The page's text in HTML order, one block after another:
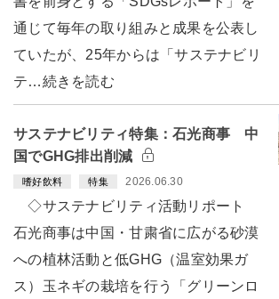
通じて毎年の取り組みと成果を公表し
ていたが、25年からは「サステナビリ
テ…続きを読む
サステナビリティ特集：石光商事 中
国でGHG排出削減
嗜好飲料 特集 2026.06.30
◇サステナビリティ活動リポート
石光商事は中国・甘粛省に広がる砂漠
への植林活動と低GHG（温室効果ガ
ス）玉ネギの栽培を行う「グリーンロ